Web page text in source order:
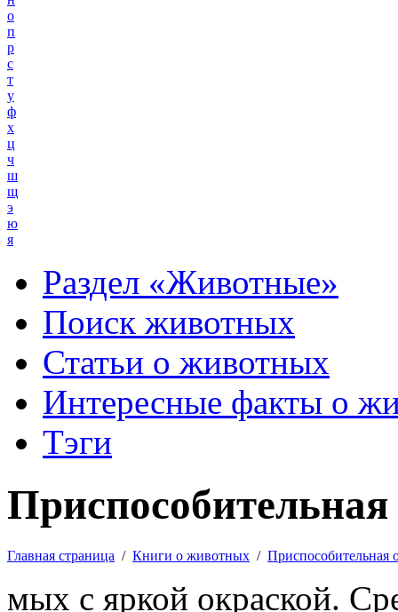
о
п
р
с
т
у
ф
х
ц
ч
ш
щ
э
ю
я
Раздел «Животные»
Поиск животных
Статьи о животных
Интересные факты о
Тэги
Главная страница / Книги о животных / Приспособительная
мых с яркой окраской.